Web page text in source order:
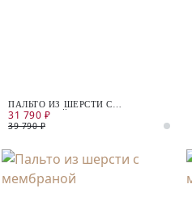
ПАЛЬТО ИЗ ШЕРСТИ С
МЕМБРАНОЙ И СЪЁМНЫМ
КАПЮШОНОМ
31 790 ₽
39 790 ₽